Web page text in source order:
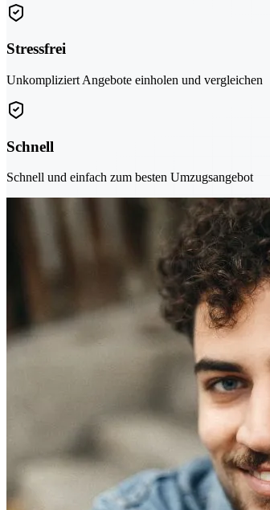
Stressfrei
Unkompliziert Angebote einholen und vergleichen
Schnell
Schnell und einfach zum besten Umzugsangebot